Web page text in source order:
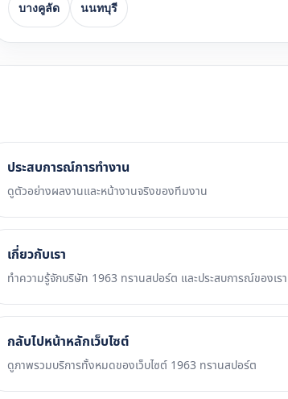
บางคูลัด นนทบุรี
ประสบการณ์การทำงาน
ดูตัวอย่างผลงานและหน้างานจริงของทีมงาน
เกี่ยวกับเรา
ทำความรู้จักบริษัท 1963 ทรานสปอร์ต และประสบการณ์ของเรา
กลับไปหน้าหลักเว็บไซต์
ดูภาพรวมบริการทั้งหมดของเว็บไซต์ 1963 ทรานสปอร์ต